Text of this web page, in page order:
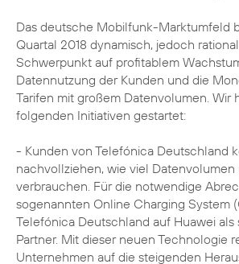
Das deutsche Mobilfunk-Marktumfeld
Quartal 2018 dynamisch, jedoch
Schwerpunkt auf profitablem
Datennutzung der Kunden und die
Tarifen mit großem Datenvolumen. Wir
folgenden Initiativen gestartet:
- Kunden von Telefónica Deutschland
nachvollziehen, wie viel Datenvolumen
verbrauchen. Für die notwendige
sogenannten Online Charging System
Telefónica Deutschland auf Huawei als
Partner. Mit dieser neuen Technologie
Unternehmen auf die steigenden